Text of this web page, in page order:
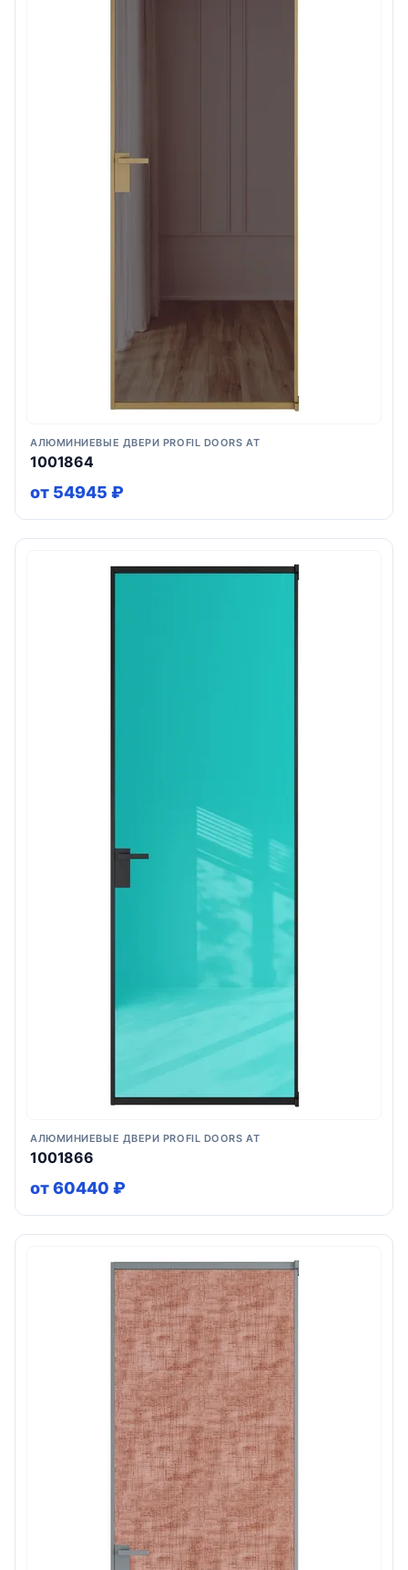
АЛЮМИНИЕВЫЕ ДВЕРИ PROFIL DOORS AT
1001864
от 54945 ₽
АЛЮМИНИЕВЫЕ ДВЕРИ PROFIL DOORS AT
1001866
от 60440 ₽